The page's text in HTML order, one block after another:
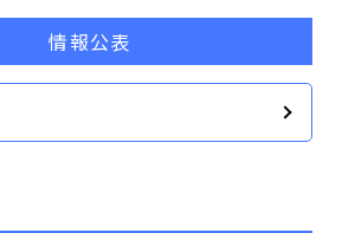
情報公表